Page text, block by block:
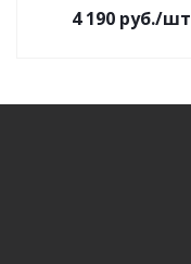
4 190руб./шт